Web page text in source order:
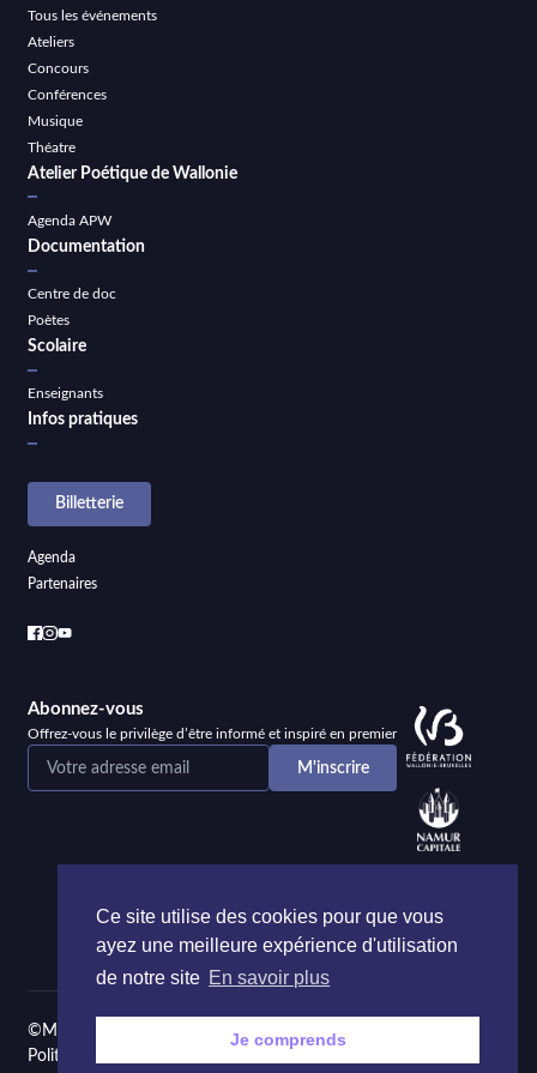
Tous les événements
Ateliers
Concours
Conférences
Musique
Théatre
Atelier Poétique de Wallonie
Agenda APW
Documentation
Centre de doc
Poètes
Scolaire
Enseignants
Infos pratiques
Billetterie
Agenda
Partenaires
Abonnez-vous
Offrez-vous le privilège d’être informé et inspiré en premier
©Maison de la Poésie et de la Langue française Namur
Politique de confidentialité
Ce site utilise des cookies pour que vous
ayez une meilleure expérience d'utilisation
de notre site En savoir plus
Je comprends